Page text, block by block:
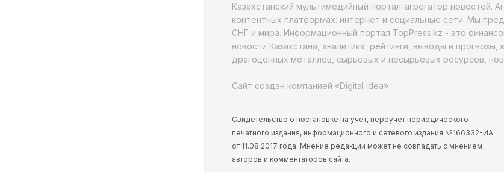
Казахстанский мультимедийный портал-агрегатор новостей.
контентных платформах: интернет и социальные сети. Мы
СНГ и мира. Информационный портал TopPress.kz - это
новости Казахстана, аналитика, рейтинги, выводы и
драгоценных металлов, сырьевых и несырьевых ресурсов,
Сайт создан компанией «Digital idea»
Свидетельство о постановке на учет, переучет периодического
печатного издания, информационного и сетевого издания №166332-ИА
от 11.08.2017 года. Мнение редакции может не совпадать с мнением
авторов и комментаторов сайта.